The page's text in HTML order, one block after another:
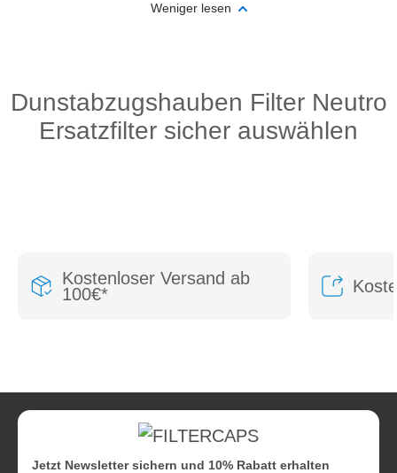
Weniger lesen
Dunstabzugshauben Filter Neutro
Ersatzfilter sicher auswählen
Kostenloser Versand ab
100€*
Jetzt Newsletter sichern und 10% Rabatt erhalten